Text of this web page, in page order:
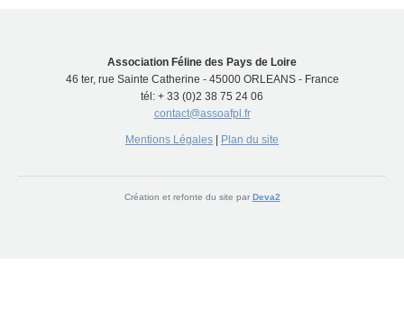
Association Féline des Pays de Loire
46 ter, rue Sainte Catherine - 45000 ORLEANS - France
tél: + 33 (0)2 38 75 24 06
contact@assoafpl.fr
Mentions Légales Plan du site
Création et refonte du site par Deva2